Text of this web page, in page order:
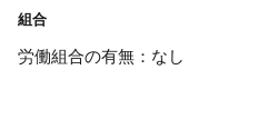
組合
労働組合の有無：なし